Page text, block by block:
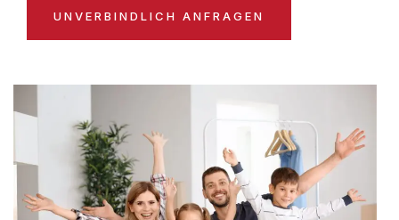
UNVERBINDLICH ANFRAGEN